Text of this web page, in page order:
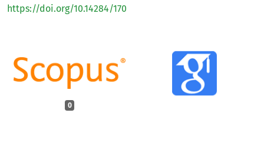
0
https://doi.org/10.14284/170